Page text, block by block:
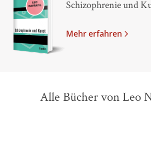
Schizophrenie und
Mehr erfahren
Alle Bücher von Leo